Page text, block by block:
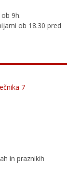
9h.
ob 18.30 pred
7
in praznikih